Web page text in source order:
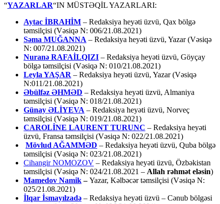
“YAZARLAR“IN MÜSTƏQİL YAZARLARI:
Aytac İBRAHİM – Redaksiya heyəti üzvü, Qax bölgə
təmsilçisi (Vəsiqə N: 006/21.08.2021)
Səma MUĞANNA – Redaksiya heyəti üzvü, Yazar (Vəsiqə
N: 007/21.08.2021)
Nuranə RAFAİLQIZI – Redaksiya heyəti üzvü, Göyçay
bölgə təmsilçisi (Vəsiqə N: 010/21.08.2021)
Leyla YAŞAR – Redaksiya heyəti üzvü, Yazar (Vəsiqə
N:011/21.08.2021)
Əbülfəz ƏHMƏD – Redaksiya heyəti üzvü, Almaniya
təmsilçisi (Vəsiqə N: 018/21.08.2021)
Günay ƏLİYEVA – Redaksiya heyəti üzvü, Norveç
təmsilçisi (Vəsiqə N: 019/21.08.2021)
CAROLİNE LAURENT TURUNC – Redaksiya heyəti
üzvü, Fransa təmsilçisi (Vəsiqə N: 022/21.08.2021)
Mövlud AĞAMMƏD – Redaksiya heyəti üzvü, Quba bölgə
təmsilçisi (Vəsiqə N: 023/21.08.2021)
Cihangir NOMOZOV – Redaksiya heyəti üzvü, Özbəkistan
təmsilçisi (Vəsiqə N: 024/21.08.2021 – Allah rəhmət eləsin)
Mamedov Namik–Yazar, Kəlbəcər təmsilçisi (Vəsiqə N:
025/21.08.2021)
İlqar İsmayılzadə – Redaksiya heyəti üzvü – Cənub bölgəsi